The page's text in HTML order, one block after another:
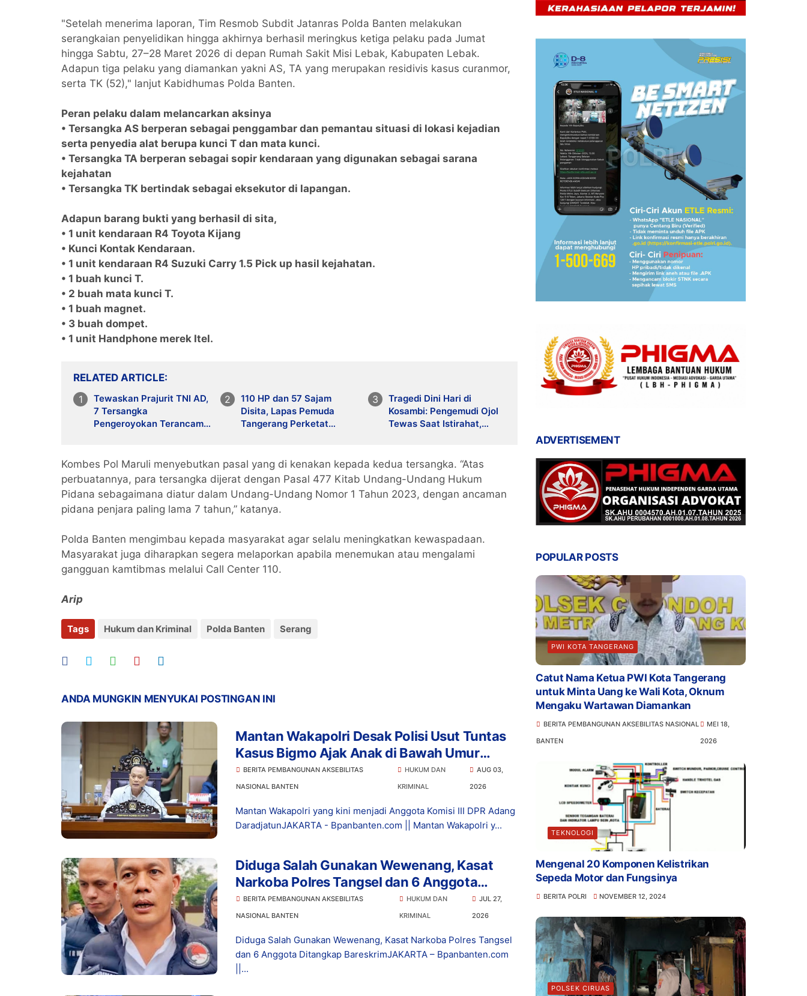
"Setelah menerima laporan, Tim Resmob Subdit Jatanras Polda Banten melakukan
serangkaian penyelidikan hingga akhirnya berhasil meringkus ketiga pelaku pada Jumat
hingga Sabtu, 27–28 Maret 2026 di depan Rumah Sakit Misi Lebak, Kabupaten Lebak.
Adapun tiga pelaku yang diamankan yakni AS, TA yang merupakan residivis kasus curanmor,
serta TK (52)," lanjut Kabidhumas Polda Banten.
Peran pelaku dalam melancarkan aksinya
• Tersangka AS berperan sebagai penggambar dan pemantau situasi di lokasi kejadian
serta penyedia alat berupa kunci T dan mata kunci.
• Tersangka TA berperan sebagai sopir kendaraan yang digunakan sebagai sarana
kejahatan
• Tersangka TK bertindak sebagai eksekutor di lapangan.
Adapun barang bukti yang berhasil di sita,
• 1 unit kendaraan R4 Toyota Kijang
• Kunci Kontak Kendaraan.
• 1 unit kendaraan R4 Suzuki Carry 1.5 Pick up hasil kejahatan.
• 1 buah kunci T.
• 2 buah mata kunci T.
• 1 buah magnet.
• 3 buah dompet.
• 1 unit Handphone merek Itel.
RELATED ARTICLE
Tewaskan Prajurit TNI AD,
7 Tersangka
Pengeroyokan Terancam
110 HP dan 57 Sajam
Disita, Lapas Pemuda
Tangerang Perketat
Tragedi Dini Hari di
Kosambi: Pengemudi Ojol
Tewas Saat Istirahat,
Kombes Pol Maruli menyebutkan pasal yang di kenakan kepada kedua tersangka. “Atas
perbuatannya, para tersangka dijerat dengan Pasal 477 Kitab Undang-Undang Hukum
Pidana sebagaimana diatur dalam Undang-Undang Nomor 1 Tahun 2023, dengan ancaman
pidana penjara paling lama 7 tahun,” katanya.
Polda Banten mengimbau kepada masyarakat agar selalu meningkatkan kewaspadaan.
Masyarakat juga diharapkan segera melaporkan apabila menemukan atau mengalami
gangguan kamtibmas melalui Call Center 110.
Arip
Tags Hukum dan Kriminal Polda Banten Serang
ANDA MUNGKIN MENYUKAI POSTINGAN INI
Mantan Wakapolri Desak Polisi Usut Tuntas
Kasus Bigmo Ajak Anak di Bawah Umur
Promosikan Vape
BERITA PEMBANGUNAN AKSEBILITAS
NASIONAL BANTEN
HUKUM DAN
KRIMINAL
AUG 03,
2026
Mantan Wakapolri yang kini menjadi Anggota Komisi III DPR Adang
DaradjatunJAKARTA - Bpanbanten.com || Mantan Wakapolri y...
Diduga Salah Gunakan Wewenang, Kasat
Narkoba Polres Tangsel dan 6 Anggota
Ditangkap Bareskrim
BERITA PEMBANGUNAN AKSEBILITAS
NASIONAL BANTEN
HUKUM DAN
KRIMINAL
JUL 27,
2026
Diduga Salah Gunakan Wewenang, Kasat Narkoba Polres Tangsel
dan 6 Anggota Ditangkap BareskrimJAKARTA – Bpanbanten.com
||...
ADVERTISEMENT
POPULAR POSTS
PWI KOTA TANGERANG
Catut Nama Ketua PWI Kota Tangerang
untuk Minta Uang ke Wali Kota, Oknum
Mengaku Wartawan Diamankan
BERITA PEMBANGUNAN AKSEBILITAS NASIONAL
BANTEN
MEI 18,
2026
TEKNOLOGI
Mengenal 20 Komponen Kelistrikan
Sepeda Motor dan Fungsinya
BERITA POLRI NOVEMBER 12, 2024
POLSEK CIRUAS